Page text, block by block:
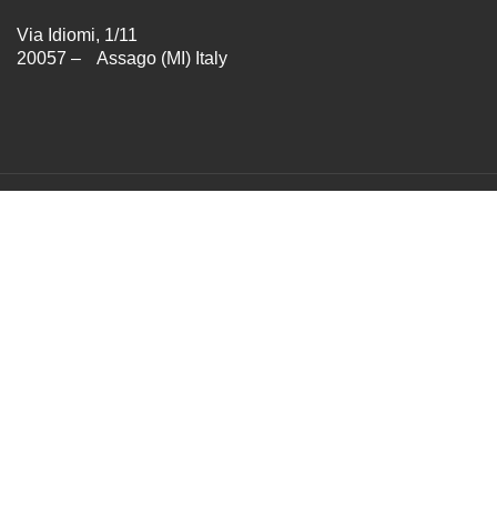
Via Idiomi, 1/11
20057 – Assago (MI) Italy